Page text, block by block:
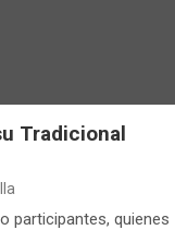
Tradicional
participantes, quienes